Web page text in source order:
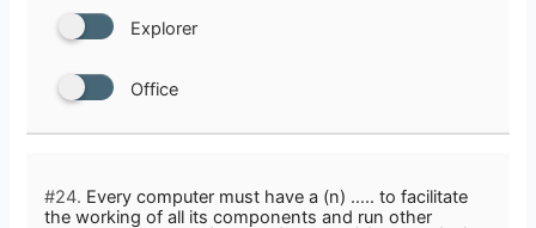
Explorer
Office
#24. Every computer must have a (n) ….. to facilitate
the working of all its components and run other